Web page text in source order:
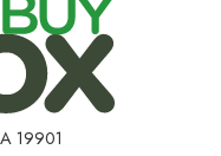
19901